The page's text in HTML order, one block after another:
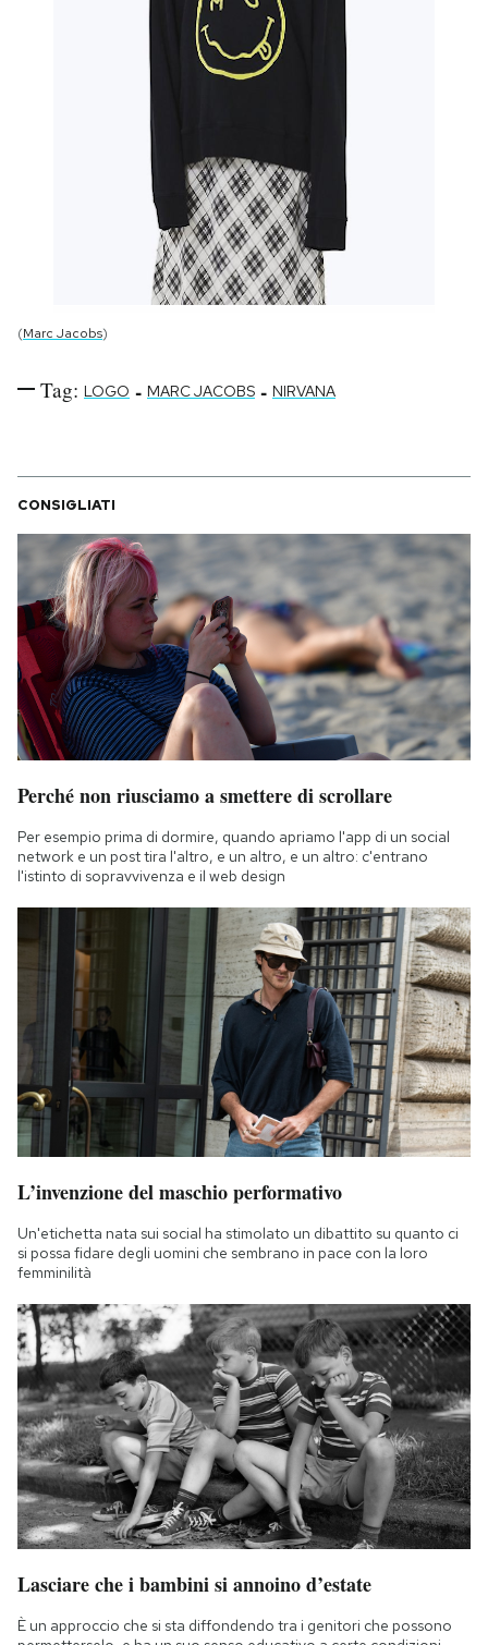
(Marc Jacobs)
Tag: LOGO - MARC JACOBS - NIRVANA
CONSIGLIATI
Perché non riusciamo a smettere di scrollare
Per esempio prima di dormire, quando apriamo l'app di un social
network e un post tira l'altro, e un altro, e un altro: c'entrano
l'istinto di sopravvivenza e il web design
L’invenzione del maschio performativo
Un'etichetta nata sui social ha stimolato un dibattito su quanto ci
si possa fidare degli uomini che sembrano in pace con la loro
femminilità
Lasciare che i bambini si annoino d’estate
È un approccio che si sta diffondendo tra i genitori che possono